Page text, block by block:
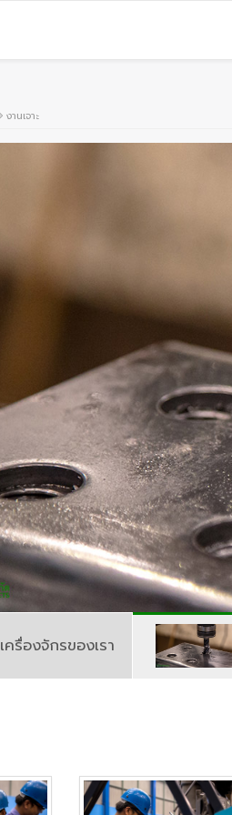
งานเจาะ
เครื่องจักรของเรา